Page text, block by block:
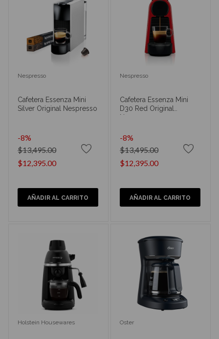
Nespresso
Cafetera Essenza Mini
Silver Original Nespresso
$12,395.00
$13,495.00
-8%
AÑADIR AL CARRITO
Nespresso
Cafetera Essenza Mini
D30 Red Original
Nespresso
$12,395.00
$13,495.00
-8%
AÑADIR AL CARRITO
Holstein Housewares Oster